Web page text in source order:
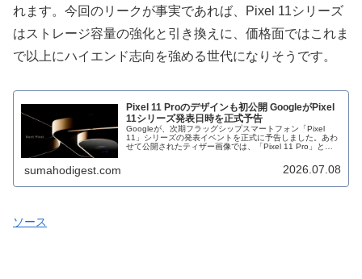
れます。今回のリークが事実であれば、Pixel 11シリーズ
はストレージ容量の強化と引き換えに、価格面ではこれま
で以上にハイエンド志向を強める世代になりそうです。
Pixel 11 Proのデザインも初公開 GoogleがPixel
11シリーズ発表日時を正式予告
Googleが、次期フラッグシップスマートフォン「Pixel
11」シリーズの発表イベントを正式に予告しました。あわ
せて公開されたティザー画像では、「Pixel 11 Pro」とみ
sumahodigest.com 2026.07.08
ソース